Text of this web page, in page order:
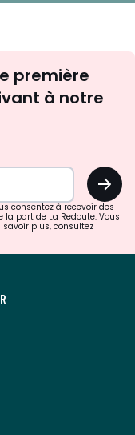
première
à notre
OK
consentez à recevoir des
part de La Redoute. Vous
plus, consultez